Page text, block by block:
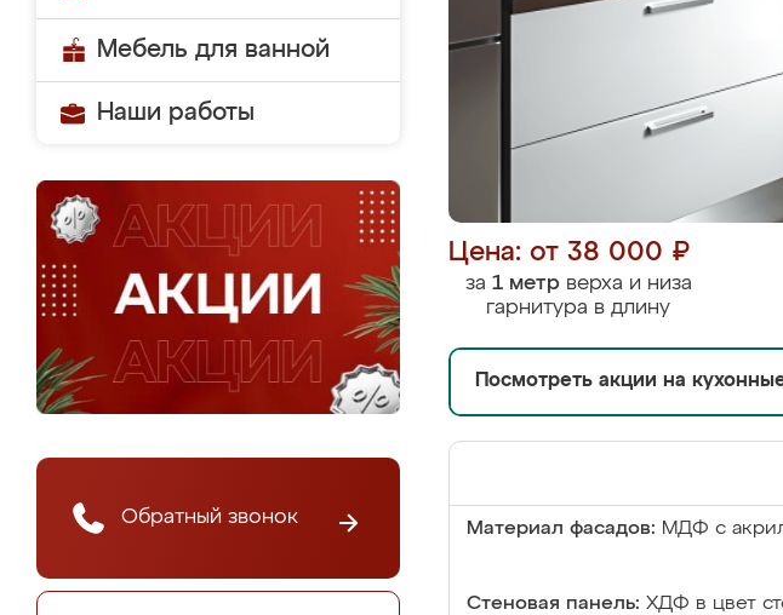
Мебель для ванной
Наши работы
Обратный звонок
Цена: от 38 000 ₽
за 1 метрверха и низа
гарнитура в длину
Посмотреть акции на
Материал фасадов: МДФ с
Стеновая панель: ХДФ в цвет